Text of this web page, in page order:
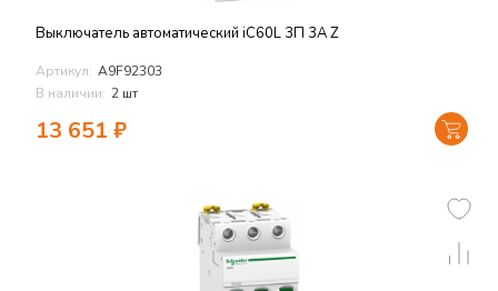
Выключатель автоматический iC60L 3П 3A Z
Артикул: A9F92303
В наличии: 2 шт
13 651 ₽